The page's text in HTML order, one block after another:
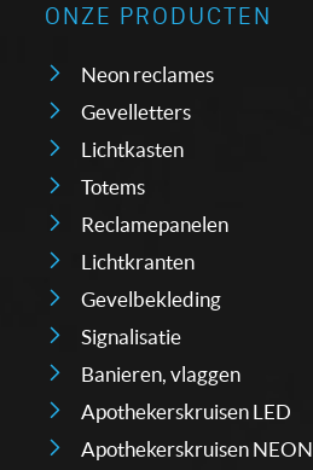
ONZE PRODUCTEN
Neon reclames
Gevelletters
Lichtkasten
Totems
Reclamepanelen
Lichtkranten
Gevelbekleding
Signalisatie
Banieren, vlaggen
Apothekerskruisen LED
Apothekerskruisen NEON